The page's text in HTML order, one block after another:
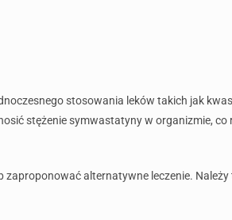
stosowania leków takich jak
stężenie symwastatyny w organizmie, co
alternatywne leczenie. Należy